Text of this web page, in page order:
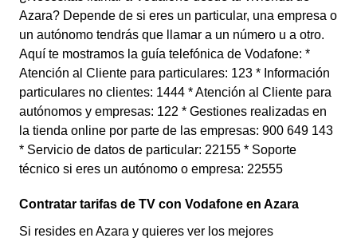
Azara? Depende de si eres un particular, una empresa o
un autónomo tendrás que llamar a un número u a otro.
Aquí te mostramos la guía telefónica de Vodafone: *
Atención al Cliente para particulares: 123 * Información
particulares no clientes: 1444 * Atención al Cliente para
autónomos y empresas: 122 * Gestiones realizadas en
la tienda online por parte de las empresas: 900 649 143
* Servicio de datos de particular: 22155 * Soporte
técnico si eres un autónomo o empresa: 22555
Contratar tarifas de TV con Vodafone en Azara
Si resides en Azara y quieres ver los mejores